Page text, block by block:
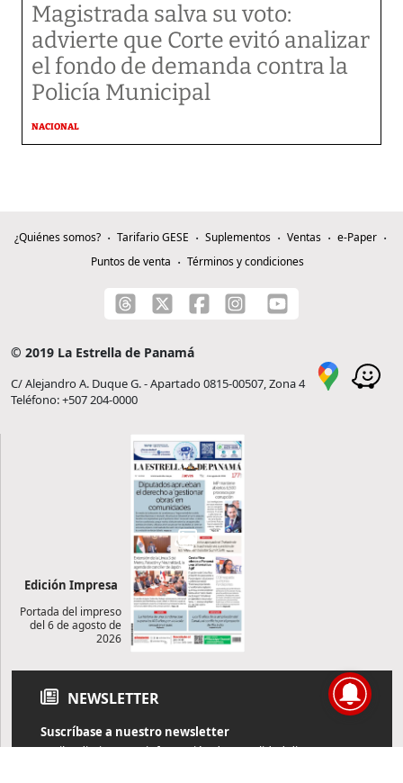
Magistrada salva su voto:
advierte que Corte evitó analizar
el fondo de demanda contra la
Policía Municipal
NACIONAL
¿Quiénes somos? Tarifario GESE Suplementos Ventas
e-Paper
Puntos de venta
Términos y condiciones
© 2019 La Estrella de Panamá
C/ Alejandro A. Duque G. - Apartado 0815-00507, Zona 4
Teléfono: +507 204-0000
Edición Impresa
Portada del impreso
del 6 de agosto de
2026
NEWSLETTER
Suscríbase a nuestro newsletter
Reciba diariamente información de actualidad directamente en